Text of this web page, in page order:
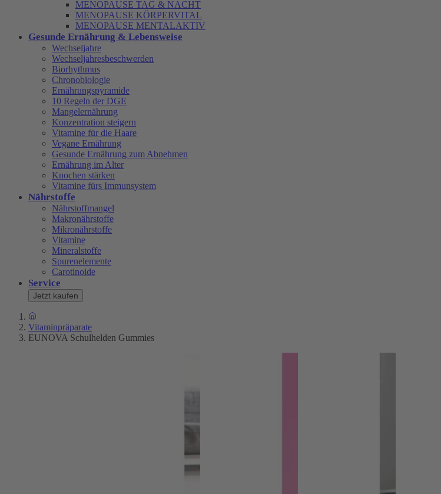
MENOPAUSE TAG & NACHT
MENOPAUSE KÖRPERVITAL
MENOPAUSE MENTALAKTIV
Gesunde Ernährung & Lebensweise
Wechseljahre
Wechseljahresbeschwerden
Biorhythmus
Chronobiologie
Ernährungspyramide
10 Regeln der DGE
Mangelernährung
Konzentration steigern
Vitamine für die Haare
Vegane Ernährung
Gesunde Ernährung zum Abnehmen
Ernährung im Alter
Knochen stärken
Vitamine fürs Immunsystem
Nährstoffe
Nährstoffmangel
Makronährstoffe
Mikronährstoffe
Vitamine
Mineralstoffe
Spurenelemente
Carotinoide
Service
Jetzt kaufen
Vitaminpräparate
EUNOVA Schulhelden Gummies